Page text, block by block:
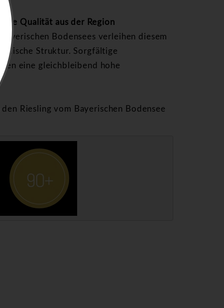
Qualität aus der Region
Bodensees verleihen diesem
Struktur. Sorgfältige
eine gleichbleibend hohe
Riesling vom Bayerischen Bodensee